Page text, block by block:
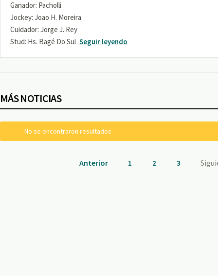
Ganador: Pacholli
Jockey: Joao H. Moreira
Cuidador: Jorge J. Rey
Stud: Hs. Bagé Do Sul Seguir leyendo
MÁS NOTICIAS
No se encontraron resultados
Anterior 1 2 3